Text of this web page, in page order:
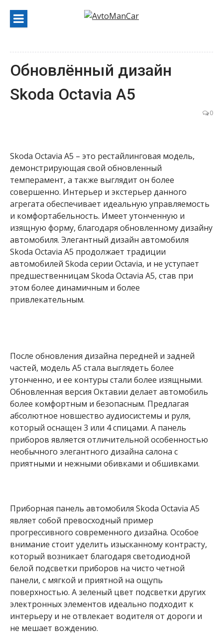
содержанию
Обновлённый дизайн
Skoda Octavia A5
0
Skoda Octavia A5 – это рестайлинговая модель,
демонстрирующая свой обновленный
темперамент, а также выглядит он более
совершенно. Интерьер и экстерьер данного
агрегата обеспечивает идеальную управляемость
и комфортабельность. Имеет утонченную и
изящную форму, благодаря обновленному дизайну
автомобиля. Элегантный дизайн автомобиля
Skoda Octavia A5 продолжает традиции
автомобилей Skoda серии Octavia, и не уступает
предшественницам Skoda Octavia A5, став при
этом более динамичным и более
привлекательным.
После обновления дизайна передней и задней
частей, модель А5 стала выглядеть более
утонченно, и ее контуры стали более изящными.
Обновленная версия Октавии делает автомобиль
более комфортным и безопасным. Предлагая
абсолютное новшество аудиосистемы и руля,
который оснащен 3 или 4 спицами. А панель
приборов является отличительной особенностью
необычного элегантного дизайна салона с
приятными и нежными обивками и обшивками.
Приборная панель автомобиля Skoda Octavia A5
являет собой превосходный пример
прогрессивного современного дизайна. Особое
внимание стоит уделить изысканному контрасту,
который возникает благодаря светодиодной
белой подсветки приборов на чисто четной
панели, с мягкой и приятной на ощупь
поверхностью. А зеленый цвет подсветки других
электронных элементов идеально подходит к
интерьеру и не отвлекает водителя от дороги и
не мешает вождению.